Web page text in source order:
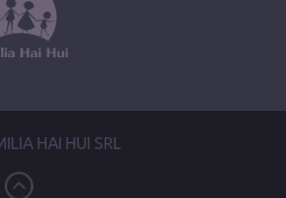
HAI HUI SRL